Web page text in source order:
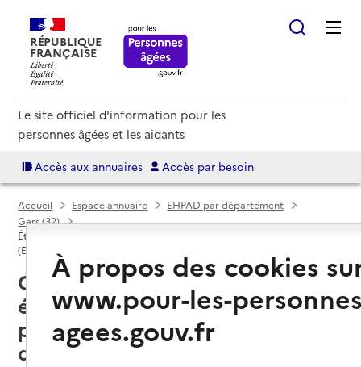
RÉPUBLIQUE
FRANÇAISE
Le site officiel d'information pour les
personnes âgées et les aidants
Accès aux annuaires Accès par besoin
Accueil Espace annuaire
EHPAD par département
Gers (32)
Établissement d'hébergement pour personnes âgées dépendantes
(EHPAD)
Gers (32) : liste des 36
établissements d'hébergement
pour personnes âgées
dépendantes (EHPAD)
À propos des cookies
www.pour-les-
agees.gouv.fr